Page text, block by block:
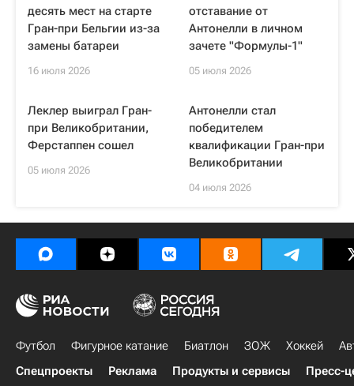
десять мест на старте
Гран-при Бельгии из-за
замены батареи
16 июля 2026
отставание от
Антонелли в личном
зачете "Формулы-1"
05 июля 2026
Леклер выиграл Гран-
при Великобритании,
Ферстаппен сошел
05 июля 2026
Антонелли стал
победителем
квалификации Гран-при
Великобритании
04 июля 2026
Футбол Фигурное катание Биатлон ЗОЖ Хоккей
Спецпроекты
Реклама Продукты и сервисы Пресс-